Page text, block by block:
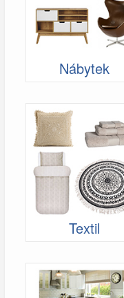
Nábytek
Textil